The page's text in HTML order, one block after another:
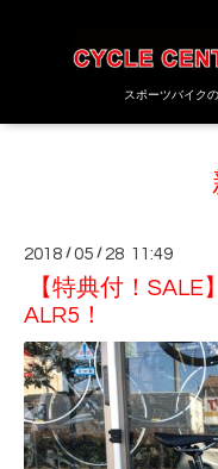
スポーツバイク
2018 /05 / 28 11:49
【特典付！
ALR5！